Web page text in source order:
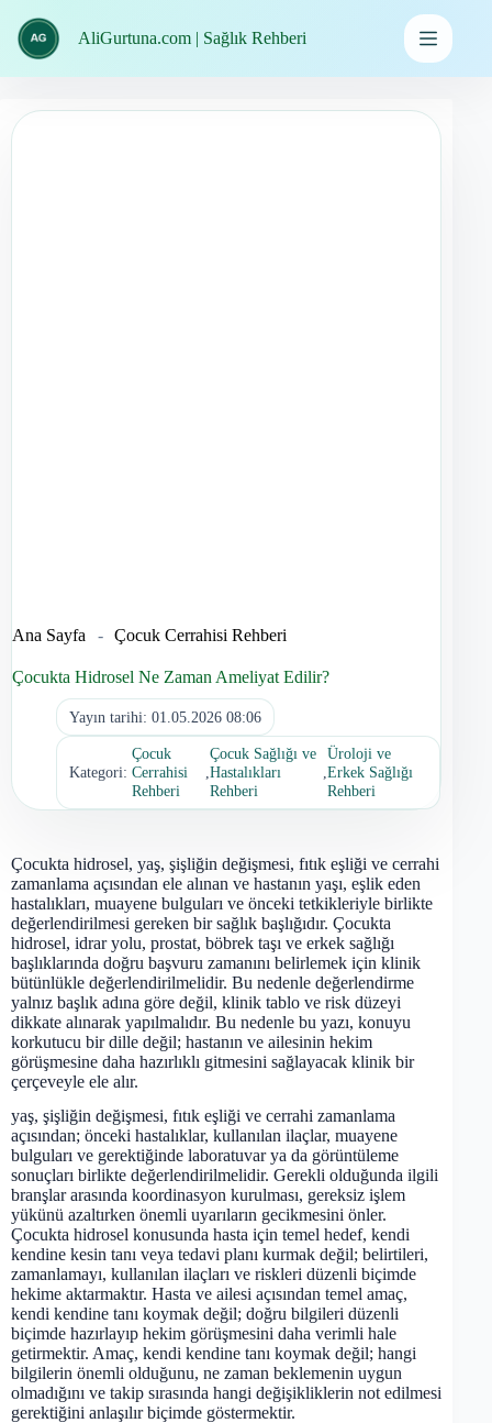
geç
AliGurtuna.com | Sağlık Rehberi
Ana Sayfa - Çocuk Cerrahisi Rehberi
Çocukta Hidrosel Ne Zaman Ameliyat Edilir?
Yayın tarihi: 01.05.2026 08:06
Kategori:
Çocuk
Cerrahisi
Rehberi
,
Çocuk Sağlığı ve
Hastalıkları
Rehberi
,
Üroloji ve
Erkek Sağlığı
Rehberi
Çocukta hidrosel, yaş, şişliğin değişmesi, fıtık eşliği ve cerrahi
zamanlama açısından ele alınan ve hastanın yaşı, eşlik eden
hastalıkları, muayene bulguları ve önceki tetkikleriyle birlikte
değerlendirilmesi gereken bir sağlık başlığıdır. Çocukta
hidrosel, idrar yolu, prostat, böbrek taşı ve erkek sağlığı
başlıklarında doğru başvuru zamanını belirlemek için klinik
bütünlükle değerlendirilmelidir. Bu nedenle değerlendirme
yalnız başlık adına göre değil, klinik tablo ve risk düzeyi
dikkate alınarak yapılmalıdır. Bu nedenle bu yazı, konuyu
korkutucu bir dille değil; hastanın ve ailesinin hekim
görüşmesine daha hazırlıklı gitmesini sağlayacak klinik bir
çerçeveyle ele alır.
yaş, şişliğin değişmesi, fıtık eşliği ve cerrahi zamanlama
açısından; önceki hastalıklar, kullanılan ilaçlar, muayene
bulguları ve gerektiğinde laboratuvar ya da görüntüleme
sonuçları birlikte değerlendirilmelidir. Gerekli olduğunda ilgili
branşlar arasında koordinasyon kurulması, gereksiz işlem
yükünü azaltırken önemli uyarıların gecikmesini önler.
Çocukta hidrosel konusunda hasta için temel hedef, kendi
kendine kesin tanı veya tedavi planı kurmak değil; belirtileri,
zamanlamayı, kullanılan ilaçları ve riskleri düzenli biçimde
hekime aktarmaktır. Hasta ve ailesi açısından temel amaç,
kendi kendine tanı koymak değil; doğru bilgileri düzenli
biçimde hazırlayıp hekim görüşmesini daha verimli hale
getirmektir. Amaç, kendi kendine tanı koymak değil; hangi
bilgilerin önemli olduğunu, ne zaman beklemenin uygun
olmadığını ve takip sırasında hangi değişikliklerin not edilmesi
gerektiğini anlaşılır biçimde göstermektir.